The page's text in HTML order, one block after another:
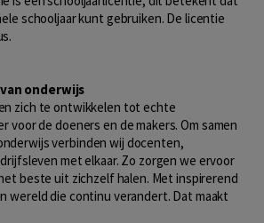
schooljaar kunt gebruiken. De licentie
onderwijs
zich te ontwikkelen tot echte
voor de doeners en de makers. Om samen
verbinden wij docenten,
met elkaar. Zo zorgen we ervoor
beste uit zichzelf halen. Met inspirerend
wereld die continu verandert. Dat maakt